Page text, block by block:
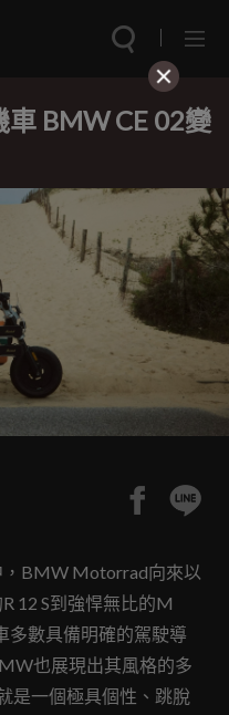
BMW CE 02變
BMW Motorrad向來以
12 S到強悍無比的M
多數具備明確的駕駛導
也展現出其風格的多
是一個極具個性、跳脫